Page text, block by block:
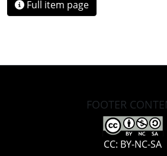
Full item page
FOOTER
CC: BY-NC-SA